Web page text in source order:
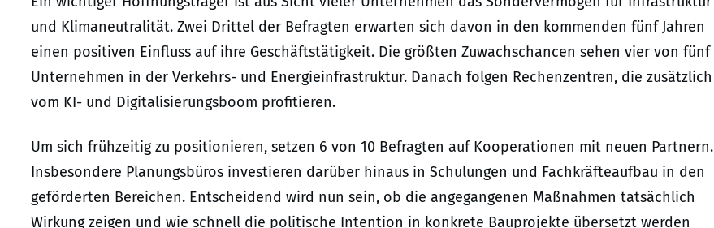
und Klimaneutralität. Zwei Drittel der Befragten erwarten sich davon in den kommenden fünf Jahren
einen positiven Einfluss auf ihre Geschäftstätigkeit. Die größten Zuwachschancen sehen vier von fünf
Unternehmen in der Verkehrs- und Energieinfrastruktur. Danach folgen Rechenzentren, die zusätzlich
vom KI- und Digitalisierungsboom profitieren.
Um sich frühzeitig zu positionieren, setzen 6 von 10 Befragten auf Kooperationen mit neuen Partnern.
Insbesondere Planungsbüros investieren darüber hinaus in Schulungen und Fachkräfteaufbau in den
geförderten Bereichen. Entscheidend wird nun sein, ob die angegangenen Maßnahmen tatsächlich
Wirkung zeigen und wie schnell die politische Intention in konkrete Bauprojekte übersetzt werden